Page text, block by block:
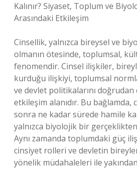
Kalınır? Siyaset, Toplum ve
Arasındaki Etkileşim
Cinsellik, yalnızca bireysel ve
olmanın ötesinde, toplumsal,
fenomendir. Cinsel ilişkiler,
kurduğu ilişkiyi, toplumsal
ve devlet politikalarını
etkileşim alanıdır. Bu bağlamda,
sonra ne kadar sürede hamile
yalnızca biyolojik bir
Aynı zamanda toplumdaki güç
cinsiyet rolleri ve devletin
yönelik müdahaleleri ile